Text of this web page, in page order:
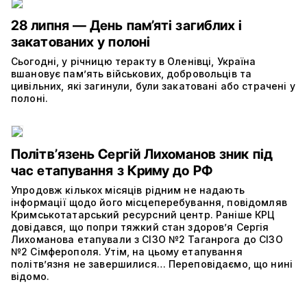
28 липня — День пам’яті загиблих і
закатованих у полоні
Сьогодні, у річницю теракту в Оленівці, Україна
вшановує пам’ять військових, добровольців та
цивільних, які загинули, були закатовані або страчені у
полоні.
Політвʼязень Сергій Лихоманов зник під
час етапування з Криму до РФ
Упродовж кількох місяців рідним не надають
інформації щодо його місцеперебування, повідомляв
Кримськотатарський ресурсний центр. Раніше КРЦ
довідався, що попри тяжкий стан здоров’я Сергія
Лихоманова етапували з СІЗО №2 Таганрога до СІЗО
№2 Сімферополя. Утім, на цьому етапування
політвʼязня не завершилися… Переповідаємо, що нині
відомо.